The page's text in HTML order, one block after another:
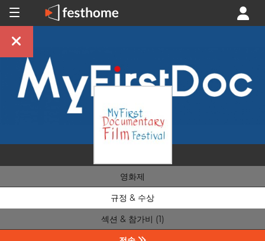
영화제
규정 & 수상
섹션 & 참가비 (1)